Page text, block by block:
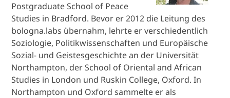
Postgraduate School of Peace
Studies in Bradford. Bevor er 2012 die Leitung des
bologna.labs übernahm, lehrte er verschiedentlich
Soziologie, Politikwissenschaften und Europäische
Sozial- und Geistesgeschichte an der Universität
Northampton, der School of Oriental and African
Studies in London und Ruskin College, Oxford. In
Northampton und Oxford sammelte er als